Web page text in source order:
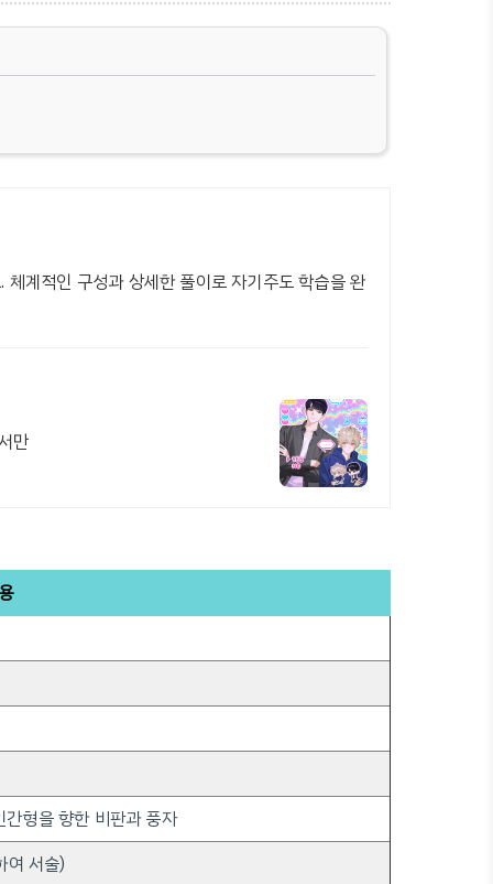
계적인 구성과 상세한 풀이로 자기주도 학습을 완
만
형을 향한 비판과 풍자
여 서술)